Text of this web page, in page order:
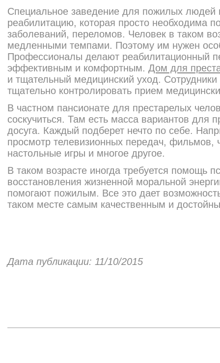
Специальное заведение для пожилых людей
реабилитацию, которая просто необходима
заболеваний, переломов. Человек в таком
медленными темпами. Поэтому им нужен
Профессионалы делают реабилитационный
эффективным и комфортным. Дом для
и тщательный медицинский уход. Сотрудники
тщательно контролировать прием
В частном пансионате для престарелых
соскучиться. Там есть масса вариантов для
досуга. Каждый подберет нечто по себе.
просмотр телевизионных передач, фильмов,
настольные игры и многое другое.
В таком возрасте иногда требуется помощь
восстановления жизненной моральной
помогают пожилым. Все это дает
таком месте самым качественным и
Дата публикации: 11/10/2015